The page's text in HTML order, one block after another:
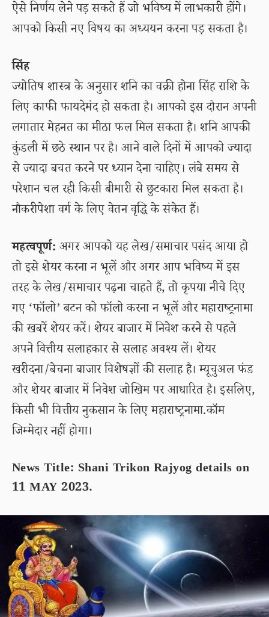
ऐसे निर्णय लेने पड़ सकते हैं जो भविष्य में लाभकारी होंगे।
आपको किसी नए विषय का अध्ययन करना पड़ सकता है।
सिंह
ज्योतिष शास्त्र के अनुसार शनि का वक्री होना सिंह राशि के
लिए काफी फायदेमंद हो सकता है। आपको इस दौरान अपनी
लगातार मेहनत का मीठा फल मिल सकता है। शनि आपकी
कुंडली में छठे स्थान पर है। आने वाले दिनों में आपको ज्यादा
से ज्यादा बचत करने पर ध्यान देना चाहिए। लंबे समय से
परेशान चल रही किसी बीमारी से छुटकारा मिल सकता है।
नौकरीपेशा वर्ग के लिए वेतन वृद्धि के संकेत हैं।
महत्वपूर्ण: अगर आपको यह लेख/समाचार पसंद आया हो
तो इसे शेयर करना न भूलें और अगर आप भविष्य में इस
तरह के लेख/समाचार पढ़ना चाहते हैं, तो कृपया नीचे दिए
गए ‘फॉलो’ बटन को फॉलो करना न भूलें और महाराष्ट्रनामा
की खबरें शेयर करें। शेयर बाजार में निवेश करने से पहले
अपने वित्तीय सलाहकार से सलाह अवश्य लें। शेयर
खरीदना/बेचना बाजार विशेषज्ञों की सलाह है। म्यूचुअल फंड
और शेयर बाजार में निवेश जोखिम पर आधारित है। इसलिए,
किसी भी वित्तीय नुकसान के लिए महाराष्ट्रनामा.कॉम
जिम्मेदार नहीं होगा।
News Title: Shani Trikon Rajyog details on
11 MAY 2023.